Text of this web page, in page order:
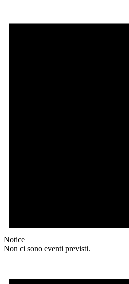
Notice
Non ci sono eventi previsti.